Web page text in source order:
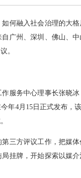
何融入社会治理的大
广州、深圳、佛山、
。
服务中心理事长张晓
年4月15日正式发布
三方评议工作，把媒
挂牌，开始探索以媒